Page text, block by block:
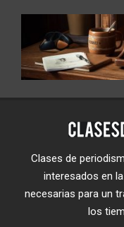
Clases de
interesados en
necesarias para un
los